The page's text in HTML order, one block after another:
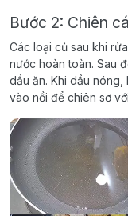
Bước 2: Chiên
Các loại củ sau khi
nước hoàn toàn. Sau
dầu ăn. Khi dầu
vào nồi để chiên sơ